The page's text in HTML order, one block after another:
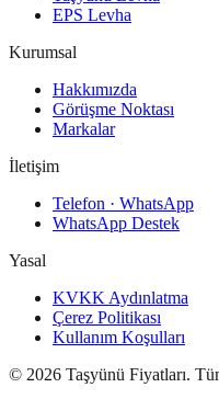
EPS Levha
Kurumsal
Hakkımızda
Görüşme Noktası
Markalar
İletişim
Telefon · WhatsApp
WhatsApp Destek
Yasal
KVKK Aydınlatma
Çerez Politikası
Kullanım Koşulları
© 2026 Taşyünü Fiyatları.